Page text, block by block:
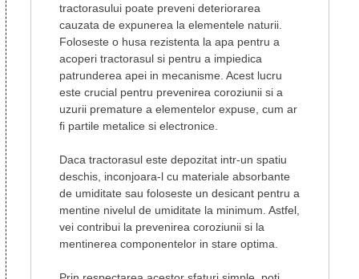
tractorasului poate preveni deteriorarea
cauzata de expunerea la elementele naturii.
Foloseste o husa rezistenta la apa pentru a
acoperi tractorasul si pentru a impiedica
patrunderea apei in mecanisme. Acest lucru
este crucial pentru prevenirea coroziunii si a
uzurii premature a elementelor expuse, cum ar
fi partile metalice si electronice.
Daca tractorasul este depozitat intr-un spatiu
deschis, inconjoara-l cu materiale absorbante
de umiditate sau foloseste un desicant pentru a
mentine nivelul de umiditate la minimum. Astfel,
vei contribui la prevenirea coroziunii si la
mentinerea componentelor in stare optima.